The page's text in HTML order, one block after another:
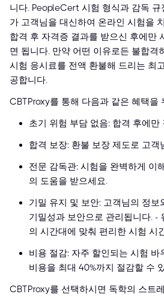
니다. PeopleCert 시험 형식과 감독
가 고객님을 대신하여 온라인 시험을
합격 후 자격증 결과를 받으신 후에만
면 됩니다. 만약 어떤 이유로든 불합격
시험 응시료를 전액 환불해 드리는 최
공합니다.
CBTProxy를 통해 다음과 같은 혜택을
초기 위험 부담 없음: 합격 후에만
합격 보장: 환불 보장 제도로 고
전문 감독관: 시험을 완벽하게 이
의 도움을 받으세요.
기밀 유지 및 보안: 고객님의 정보
기밀성과 보안으로 관리됩니다. -
의 시간대에 맞춰 편리한 시험 시
비용 절감: 자주 할인되는 시험
비용을 최대 40%까지 절감할 수
CBTProxy를 선택하시면 독학의 스트